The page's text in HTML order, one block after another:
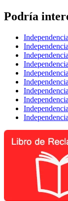
Podría
Independencia